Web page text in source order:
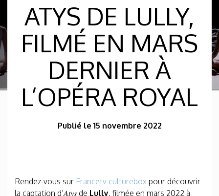
ATYS DE LULLY,
FILMÉ EN MARS
DERNIER À
L’OPÉRA ROYAL
Publié le 15 novembre 2022
Rendez-vous sur Francetv culturebox pour découvrir
la captation d’𝐴𝑡𝑦𝑠 de Lully, filmée en mars 2022 à